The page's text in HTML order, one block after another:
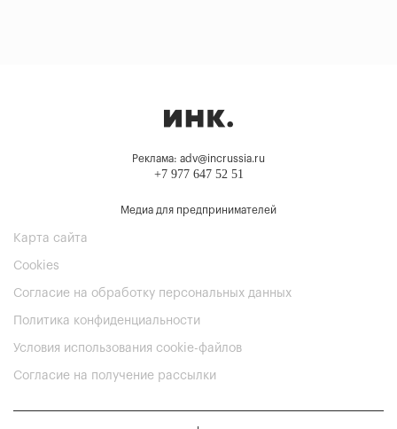
Реклама: adv@incrussia.ru
+7 977 647 52 51
Медиа для предпринимателей
Карта сайта
Cookies
Согласие на обработку персональных данных
Политика конфиденциальности
Условия использования cookie-файлов
Согласие на получение рассылки